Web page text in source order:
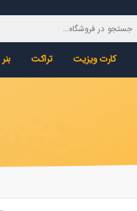
کارت ویزیت تراکت